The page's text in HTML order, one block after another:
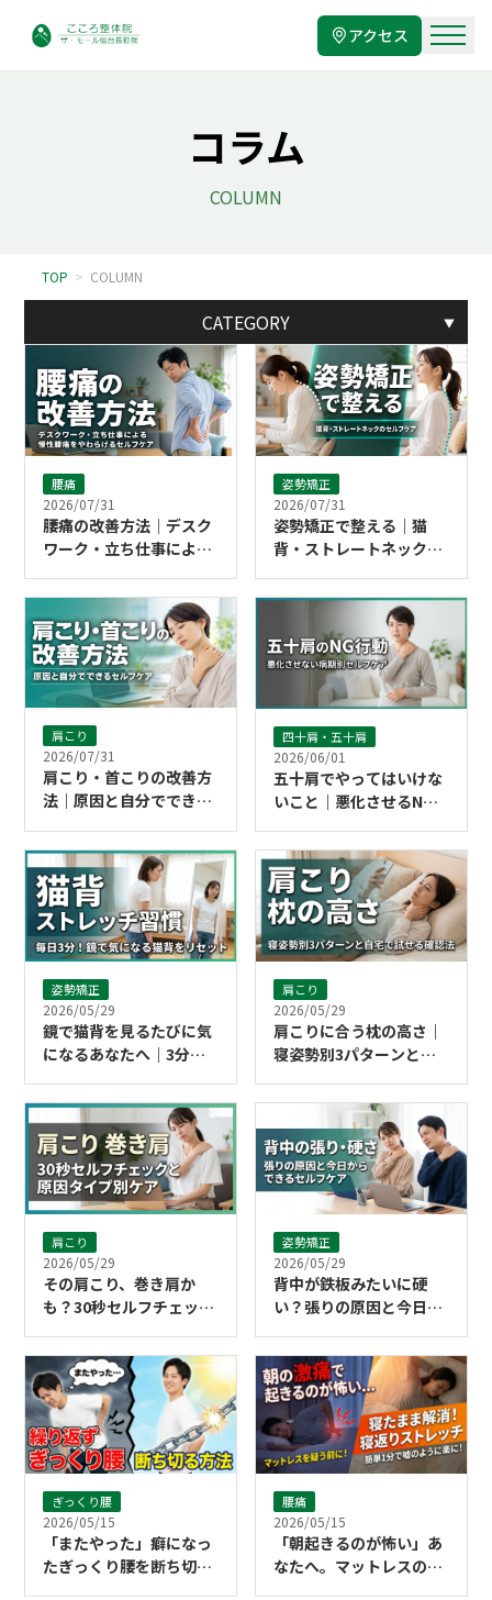
アクセス
コラム
COLUMN
TOP > COLUMN
腰痛
2026/07/31
腰痛の改善方法｜デスク
ワーク・立ち仕事による
ルフケア
姿勢矯正
2026/07/31
姿勢矯正で整える｜猫
背・ストレートネックの
肩こり
2026/07/31
肩こり・首こりの改善方
法｜原因と自分でできる
四十肩・五十肩
2026/06/01
五十肩でやってはいけな
いこと｜悪化させるNG
ケア
姿勢矯正
2026/05/29
鏡で猫背を見るたびに気
になるあなたへ｜3分で
肩こり
2026/05/29
肩こりに合う枕の高さ｜
寝姿勢別3パターンと自
肩こり
2026/05/29
その肩こり、巻き肩か
も？30秒セルフチェック
姿勢矯正
2026/05/29
背中が鉄板みたいに硬
い？張りの原因と今日か
ぎっくり腰
2026/05/15
「またやった」癖になっ
たぎっくり腰を断ち切る
腰痛
2026/05/15
「朝起きるのが怖い」あ
なたへ。マットレスのせ
CATEGORY ▼